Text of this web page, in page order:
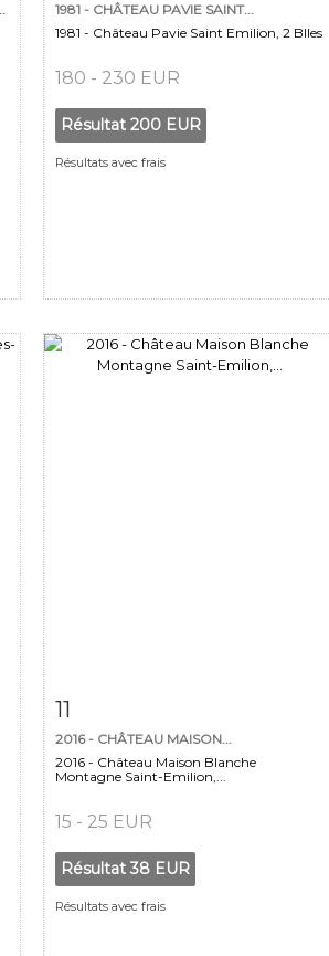
1981 - CHÂTEAU PAVIE SAINT...
1981 - Château Pavie Saint Emilion, 2 Blles
180 - 230 EUR
Résultat 200 EUR
Résultats avec frais
Fiche détaillée
11
2016 - CHÂTEAU MAISON...
2016 - Château Maison Blanche
Montagne Saint-Emilion,...
15 - 25 EUR
Résultat 38 EUR
Résultats avec frais